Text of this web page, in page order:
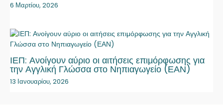
6 Μαρτίου, 2026
ΙΕΠ: Ανοίγουν αύριο οι αιτήσεις επιμόρφωσης για
την Αγγλική Γλώσσα στο Νηπιαγωγείο (ΕΑΝ)
13 Ιανουαρίου, 2026